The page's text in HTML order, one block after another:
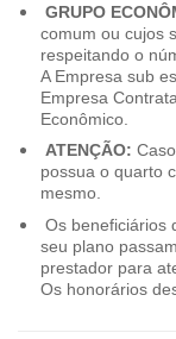
GRUPO
comum ou cujos
respeitando o
A Empresa sub
Empresa
Econômico.
ATENÇÃO:
possua o quarto
mesmo.
Os beneficiários
seu plano
prestador para
Os honorários